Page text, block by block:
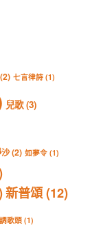
七言律詩 (1)
兒歌(3)
(2) 如夢令 (1)
新普頌(12)
歌頭 (1)